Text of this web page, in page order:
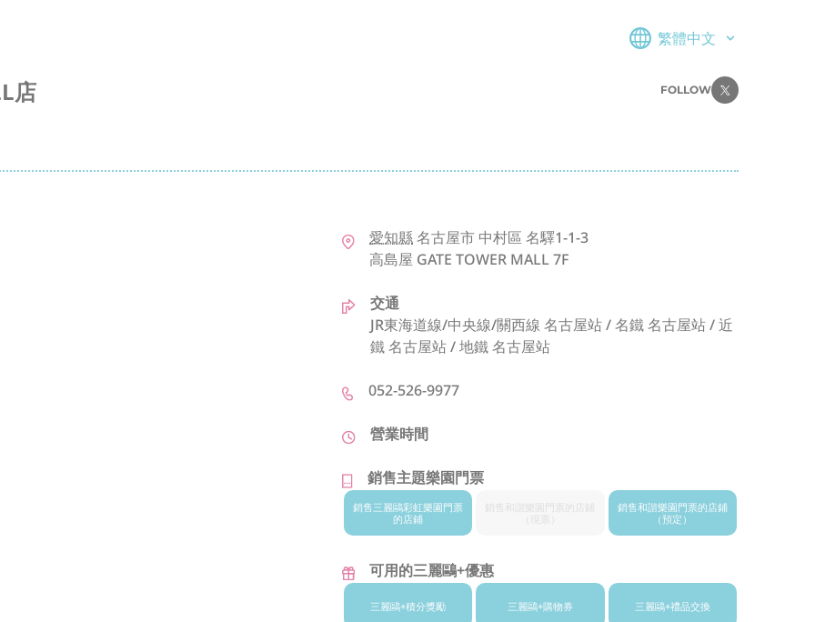
繁體中文
店 FOLLOW
愛知縣名古屋市 中村區 名驛1-1-3
高島屋 GATE TOWER MALL 7F
交通
JR東海道線/中央線/關西線 名古屋站 / 名鐵 名古屋站 / 近
鐵 名古屋站 / 地鐵 名古屋站
052-526-9977
營業時間
銷售主題樂園門票
銷售三麗鷗彩虹樂園門票
的店鋪
銷售和諧樂園
門票的店鋪
銷售和諧樂園門票的店鋪
（預定）
可用的三麗鷗+優惠
三麗鷗+積分獎勵 三麗鷗+購物券 三麗鷗+禮品交換